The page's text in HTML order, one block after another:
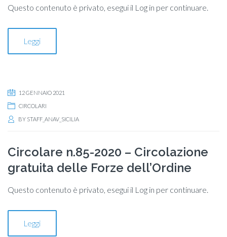
Questo contenuto è privato, esegui il Log in per continuare.
Leggi
12 GENNAIO 2021
CIRCOLARI
BY STAFF_ANAV_SICILIA
Circolare n.85-2020 – Circolazione
gratuita delle Forze dell’Ordine
Questo contenuto è privato, esegui il Log in per continuare.
Leggi